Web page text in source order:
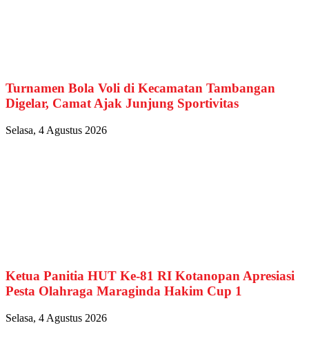
Turnamen Bola Voli di Kecamatan Tambangan
Digelar, Camat Ajak Junjung Sportivitas
Selasa, 4 Agustus 2026
Ketua Panitia HUT Ke-81 RI Kotanopan Apresiasi
Pesta Olahraga Maraginda Hakim Cup 1
Selasa, 4 Agustus 2026